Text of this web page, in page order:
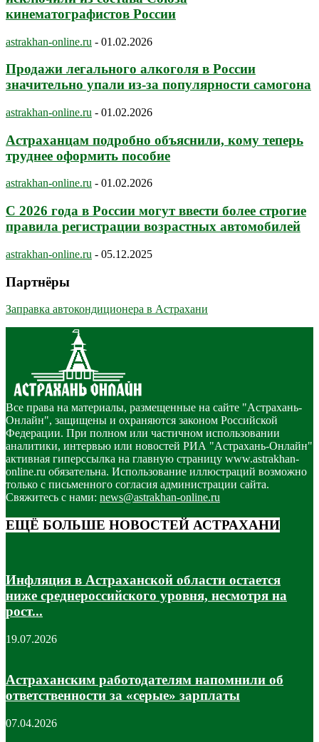
кинематографистов России
astrakhan-online.ru - 01.02.2026
Продажи легального алкоголя в России
значительно упали из-за популярности самогона
astrakhan-online.ru - 01.02.2026
Астраханцам подробно объяснили, кому теперь
труднее оформить пособие
astrakhan-online.ru - 01.02.2026
С 2026 года в России могут ввести более строгие
правила регистрации возрастных автомобилей
astrakhan-online.ru - 05.12.2025
Партнёры
Заправка автокондиционера в Астрахани
Все права на материалы, размещенные на сайте "Астрахань-
Онлайн", защищены и охраняются законом Российской
Федерации. При полном или частичном использовании
аналитики, интервью или новостей РИА "Астрахань-Онлайн"
активная гиперссылка на главную страницу www.astrakhan-
online.ru обязательна. Использование иллюстраций возможно
только с письменного согласия администрации сайта.
Свяжитесь с нами: news@astrakhan-online.ru
ЕЩЁ БОЛЬШЕ НОВОСТЕЙ АСТРАХАНИ
Инфляция в Астраханской области остается
ниже среднероссийского уровня, несмотря на
рост...
19.07.2026
Астраханским работодателям напомнили об
ответственности за «серые» зарплаты
07.04.2026